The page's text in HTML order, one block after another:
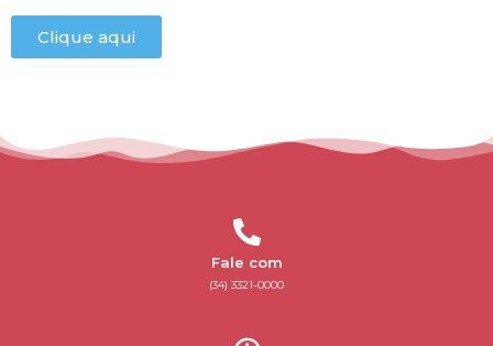
Clique aqui
Fale com
(34) 3321-0000